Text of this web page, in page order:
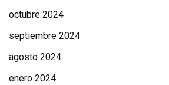
octubre 2024
septiembre 2024
agosto 2024
enero 2024